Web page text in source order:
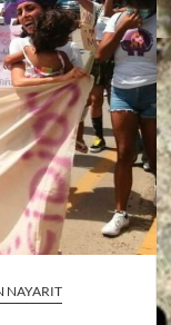
NAYARIT